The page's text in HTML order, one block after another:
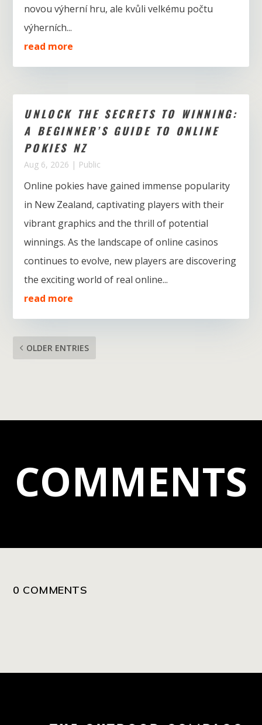
novou výherní hru, ale kvůli velkému počtu
výherních...
read more
UNLOCK THE SECRETS TO WINNING:
A BEGINNER’S GUIDE TO ONLINE
POKIES NZ
Aug 6, 2026 | Public
Online pokies have gained immense popularity
in New Zealand, captivating players with their
vibrant graphics and the thrill of potential
winnings. As the landscape of online casinos
continues to evolve, new players are discovering
the exciting world of real online...
read more
OLDER ENTRIES
COMMENTS
0 COMMENTS